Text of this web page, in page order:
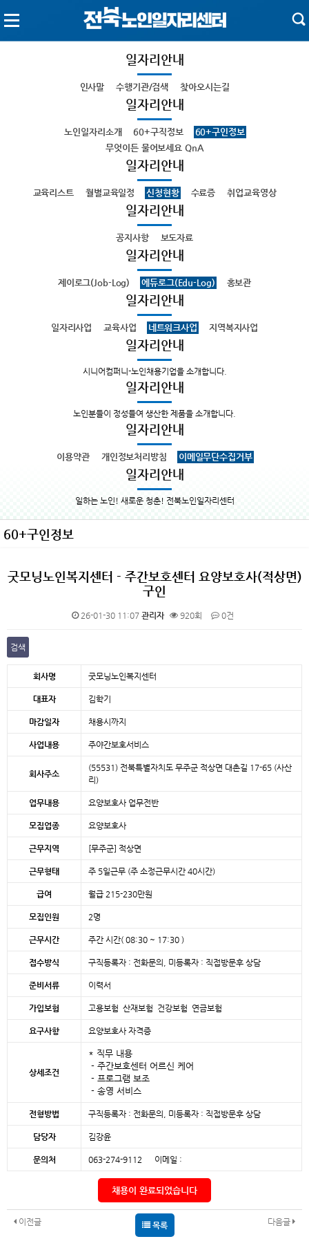
일자리안내
인사말 수행기관/검색 찾아오시는길
일자리안내
노인일자리소개 60+구직정보
60+구인정보
무엇이든 물어보세요 QnA
일자리안내
교육리스트 월별교육일정 신청현황 수료증 취업교육영상
일자리안내
공지사항 보도자료
일자리안내
제이로그(Job-Log) 에듀로그(Edu-Log) 홍보관
일자리안내
일자리사업 교육사업 네트워크사업 지역복지사업
일자리안내
시니어컴퍼니-노인채용기업을 소개합니다.
일자리안내
노인분들이 정성들여 생산한 제품을 소개합니다.
일자리안내
이용약관 개인정보처리방침 이메일무단수집거부
일자리안내
일하는 노인! 새로운 청춘! 전북노인일자리센터
60+구인정보
굿모닝노인복지센터 - 주간보호센터 요양보호사(적상면)
구인
26-01-30 11:07 관리자 920회 0건
검색
회사명 굿모닝노인복지센터
대표자 김학기
마감일자 채용시까지
사업내용 주야간보호서비스
회사주소
(55531) 전북특별자치도 무주군 적상면 대촌길 17-65 (사산
리)
업무내용 요양보호사 업무전반
모집업종 요양보호사
근무지역 [무주군] 적상면
근무형태 주 5일근무 (주 소정근무시간 40시간)
급여 월급 215-230만원
모집인원 2명
근무시간 주간 시간( 08:30 ~ 17:30 )
접수방식 구직등록자 : 전화문의, 미등록자 : 직접방문후 상담
준비서류 이력서
가입보험 고용보험 산재보험 건강보험 연금보험
요구사항 요양보호사 자격증
상세조건
* 직무 내용
- 주간보호센터 어르신 케어
- 프로그램 보조
- 송영 서비스
전형방법 구직등록자 : 전화문의, 미등록자 : 직접방문후 상담
담당자 김강윤
문의처 063-274-9112 이메일 :
채용이 완료되었습니다
이전글 다음글
목록